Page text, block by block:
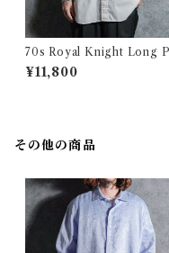
70s Royal Knight Long
nt Collar Shirts ロイヤルナ
イト ロングポイント 半袖
¥11,800
その他の商品